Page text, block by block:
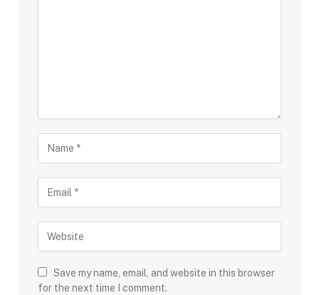
Save my name, email, and website in this browser
for the next time I comment.